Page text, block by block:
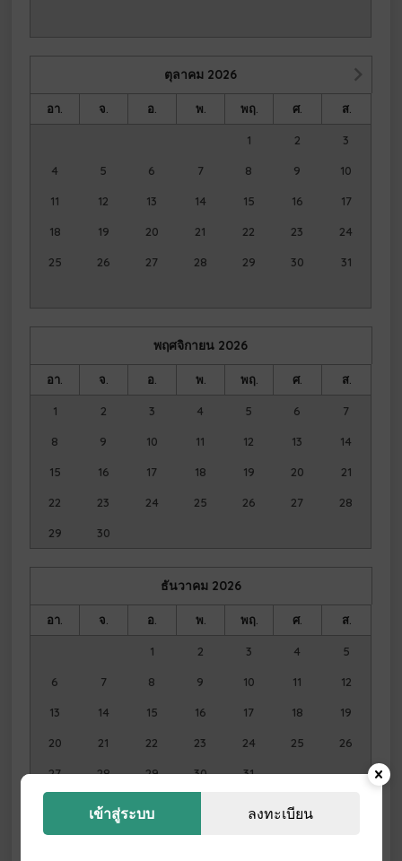
ตุลาคม 2026
อา. จ. อ. พ. พฤ. ศ. ส.
1 2 3
4 5 6 7 8 9 10
11 12 13 14 15 16 17
18 19 20 21 22 23 24
25 26 27 28 29 30 31
พฤศจิกายน 2026
อา. จ. อ. พ. พฤ. ศ. ส.
1 2 3 4 5 6 7
8 9 10 11 12 13 14
15 16 17 18 19 20 21
22 23 24 25 26 27 28
29 30
ธันวาคม 2026
อา. จ. อ. พ. พฤ. ศ. ส.
1 2 3 4 5
6 7 8 9 10 11 12
13 14 15 16 17 18 19
20 21 22 23 24 25 26
27 28 29 30 31
เข้าสู่ระบบ ลงทะเบียน